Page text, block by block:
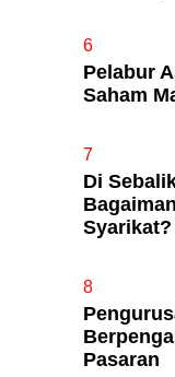
6
Pelabur
Saham
7
Di
Syarikat?
8
Pasaran